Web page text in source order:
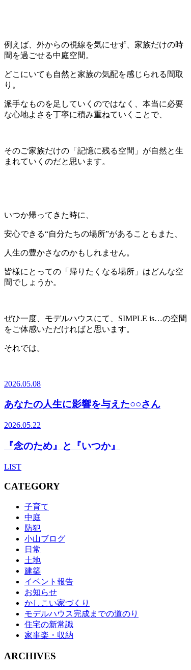
例えば、外からの視線を気にせず、家族だけの時
間を過ごせる中庭空間。
どこにいても自然と家族の気配を感じられる間取
り。
派手なものを足していくのではなく、本当に必要
な心地よさを丁寧に積み重ねていくことで、
そのご家族だけの「記憶に残る空間」が自然と生
まれていくのだと思います。
いつか帰ってきた時に、
安心できる“自分たちの場所”があることもまた、
人生の豊かさなのかもしれません。
皆様にとっての「帰りたくなる場所」はどんな空
間でしょうか。
ぜひ一度、モデルハウスにて、SIMPLE is…の空間
をご体感いただければと思います。
それでは。
2026.05.08
あなたの人生に影響を与えた○○さん
2026.05.22
『念のため』と『いつか』
LIST
CATEGORY
子育て
中庭
防犯
小山ブログ
日常
土地
建築
イベント報告
お知らせ
かしこい家づくり
モデルハウス完成までの道のり
住宅の新常識
家事楽・収納
ARCHIVES